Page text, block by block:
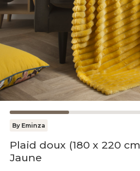
By Eminza
Plaid doux (180 x 220
Jaune